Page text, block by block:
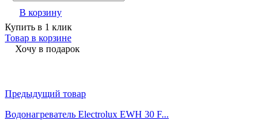
В корзину
Купить в 1 клик
Товар в корзине
Хочу в подарок
Предыдущий товар
Водонагреватель Electrolux EWH 30 F...